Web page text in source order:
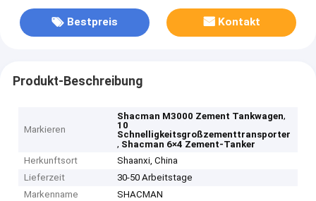
Bestpreis Kontakt
Produkt-Beschreibung
Markieren
Shacman M3000 Zement Tankwagen,
10
Schnelligkeitsgroßzementtransporter
, Shacman 6×4 Zement-Tanker
Herkunftsort
Shaanxi, China
Lieferzeit
30-50 Arbeitstage
Markenname
SHACMAN